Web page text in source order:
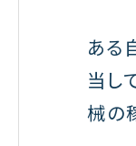
ある
当し
械の